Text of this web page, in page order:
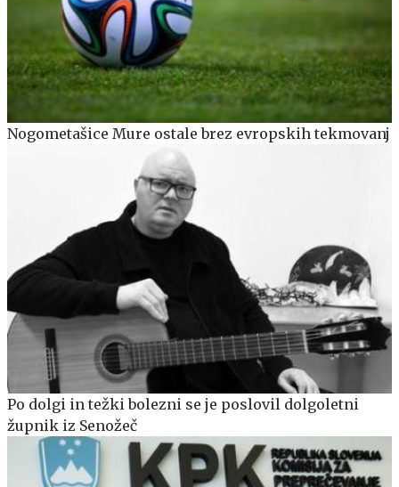
Nogometašice Mure ostale brez evropskih tekmovanj
Po dolgi in težki bolezni se je poslovil dolgoletni
župnik iz Senožeč